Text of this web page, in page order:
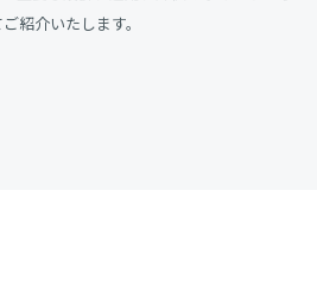
紹介いたします。